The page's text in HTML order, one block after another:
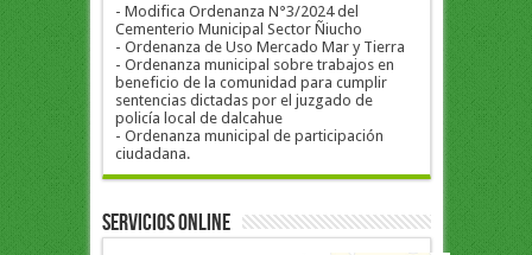
- Modifica Ordenanza N°3/2024 del
Cementerio Municipal Sector Ñiucho
- Ordenanza de Uso Mercado Mar y Tierra
- Ordenanza municipal sobre trabajos en
beneficio de la comunidad para cumplir
sentencias dictadas por el juzgado de
policía local de dalcahue
- Ordenanza municipal de participación
ciudadana.
Servicios Online